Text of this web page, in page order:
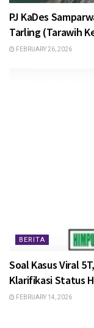
PJ KaDes
Tarling (Tarawih
FEBRUARY 26, 2026
BERITA
Soal Kasus Viral
Klarifikasi Status
FEBRUARY 14, 2026